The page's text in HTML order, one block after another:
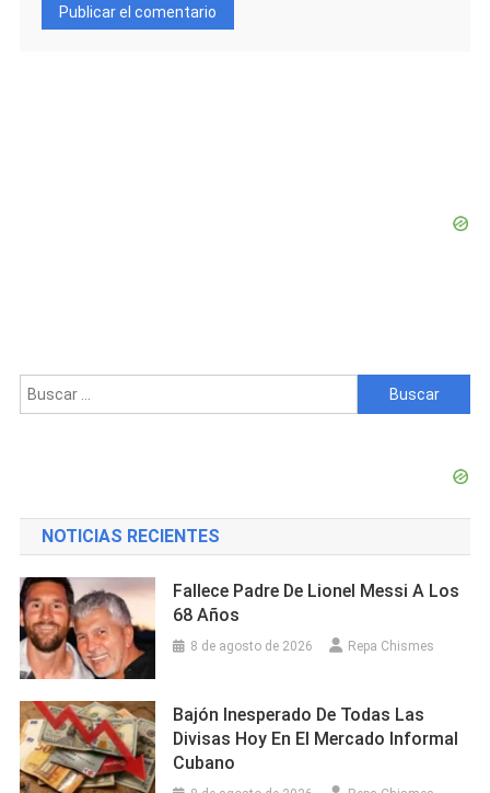
Buscar:
NOTICIAS RECIENTES
Fallece Padre De Lionel Messi A Los
68 Años
8 de agosto de 2026 Repa Chismes
Bajón Inesperado De Todas Las
Divisas Hoy En El Mercado Informal
Cubano